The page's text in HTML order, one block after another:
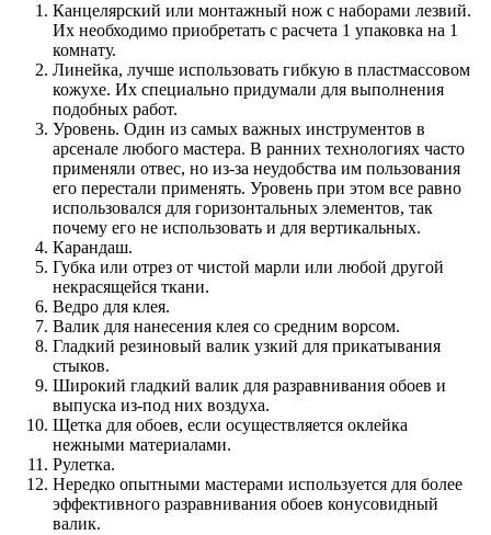
Канцелярский или монтажный нож с наборами лезвий.
Их необходимо приобретать с расчета 1 упаковка на 1
комнату.
Линейка, лучше использовать гибкую в пластмассовом
кожухе. Их специально придумали для выполнения
подобных работ.
Уровень. Один из самых важных инструментов в
арсенале любого мастера. В ранних технологиях часто
применяли отвес, но из-за неудобства им пользования
его перестали применять. Уровень при этом все равно
использовался для горизонтальных элементов, так
почему его не использовать и для вертикальных.
Карандаш.
Губка или отрез от чистой марли или любой другой
некрасящейся ткани.
Ведро для клея.
Валик для нанесения клея со средним ворсом.
Гладкий резиновый валик узкий для прикатывания
стыков.
Широкий гладкий валик для разравнивания обоев и
выпуска из-под них воздуха.
Щетка для обоев, если осуществляется оклейка
нежными материалами.
Рулетка.
Нередко опытными мастерами используется для более
эффективного разравнивания обоев конусовидный
валик.